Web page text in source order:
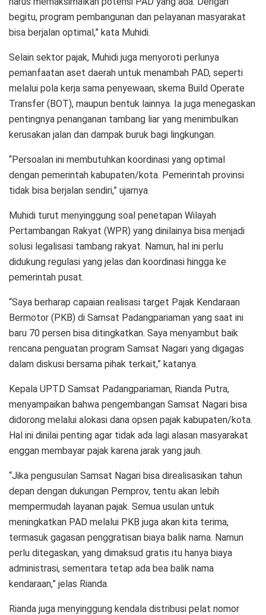
begitu, program pembangunan dan pe­laya­nan masyarakat
bi­sa berjalan optimal,” kata Muhidi.
Selain sektor pajak, Muhidi juga menyoroti perlunya
pemanfaatan aset daerah untuk menambah PAD, seperti
melalui pola kerja sama penyewaan, skema Build Operate
Tran­sfer (BOT), maupun bentuk lainnya. Ia juga menegaskan
pentingnya penanganan tambang liar yang menimbulkan
kerusakan jalan dan dampak buruk bagi lingkungan.
“Persoalan ini membutuhkan koordinasi yang optimal
dengan pemerintah kabupaten/kota. Pemerintah provinsi
tidak bisa berjalan sendiri,” ujar­nya.
Muhidi turut menyinggung soal penetapan Wila­yah
Pertambangan Rakyat (WPR) yang dinilainya bisa menjadi
solusi legalisasi tambang rakyat. Namun, hal ini perlu
didukung regulasi yang jelas dan koordinasi hingga ke
pemerintah pusat.
“Saya berharap capai­an realisasi target Pajak Kendaraan
Bermotor (PKB) di Samsat Padangpariaman yang saat ini
baru 70 persen bisa ditingkatkan. Saya menyambut baik
rencana penguatan program Samsat Nagari yang digagas
dalam diskusi bersama pihak terkait,” katanya.
Kepala UPTD Samsat Padangpariaman, Rianda Putra,
menyampaikan bahwa pengembangan Samsat Nagari bisa
didorong melalui alokasi dana opsen pajak kabupaten/kota.
Hal ini dinilai penting agar tidak ada lagi alasan masya­rakat
enggan membayar pajak karena jarak yang jauh.
“Jika pengusulan Samsat Nagari bisa direalisasikan tahun
depan dengan dukungan Pemprov, tentu akan lebih
mempermudah layanan pajak. Semua usulan untuk
meningkatkan PAD melalui PKB juga akan kita terima,
termasuk gaga­san penggratisan biaya balik nama. Namun
perlu ditegaskan, yang dimaksud gratis itu hanya biaya
administrasi, sementara tetap ada bea balik nama
kendaraan,” jelas Rianda.
Rianda juga menyinggung kendala distribusi pelat nomor